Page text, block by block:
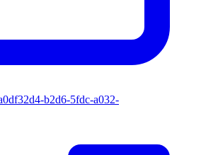
b2d6-5fdc-a032-